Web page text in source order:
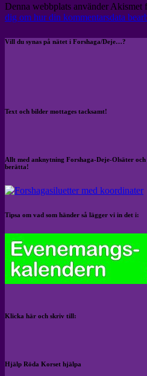
Denna webbplats använder Akismet
dig om hur din kommentarsdata
Vill du synas på nätet i Forshaga/Deje…?
Text och bilder mottages tacksamt!
Allt med anknytning Forshaga-Deje-Olsäter
berätta!
Tipsa om vad som händer så lägger vi in det i:
Klicka här och skriv till:
Hjälp Röda Korset hjälpa